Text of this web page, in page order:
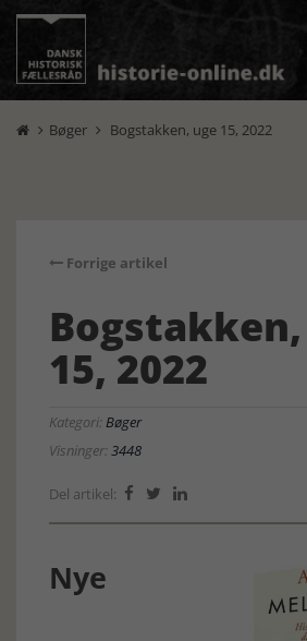
 Bøger  Bogstakken, uge 15, 2022
Forrige artikel
15, 2022
Kategori:Bøger
Visninger:3448
Del artikel:   
Nye